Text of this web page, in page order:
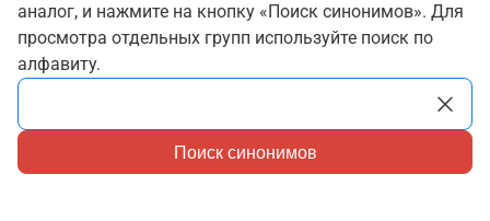
аналог, и нажмите на кнопку «Поиск синонимов». Для
просмотра отдельных групп используйте поиск по
алфавиту.
Поиск синонимов